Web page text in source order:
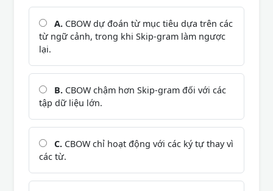
A. CBOW dự đoán từ mục tiêu dựa trên các
từ ngữ cảnh, trong khi Skip-gram làm ngược
lại.
B. CBOW chậm hơn Skip-gram đối với các
tập dữ liệu lớn.
C. CBOW chỉ hoạt động với các ký tự thay vì
các từ.